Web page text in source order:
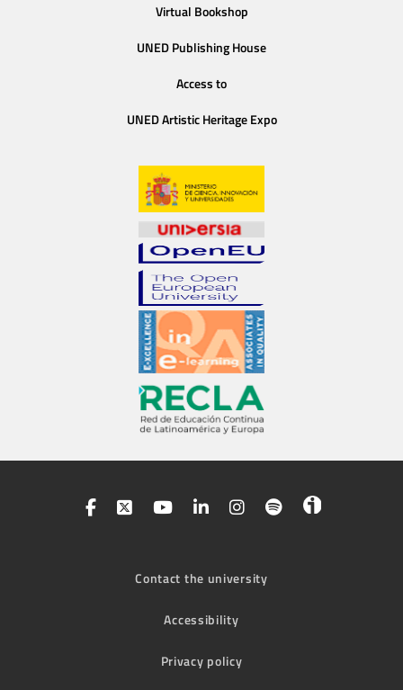
Virtual Bookshop
UNED Publishing House
Access to
UNED Artistic Heritage Expo
Contact the university
Accessibility
Privacy policy